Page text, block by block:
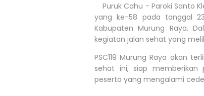
Puruk Cahu - Paroki Santo
yang ke-58 pada tanggal
Kabupaten Murung Raya.
kegiatan jalan sehat yang
PSC119 Murung Raya akan
sehat ini, siap memberikan
peserta yang mengalami